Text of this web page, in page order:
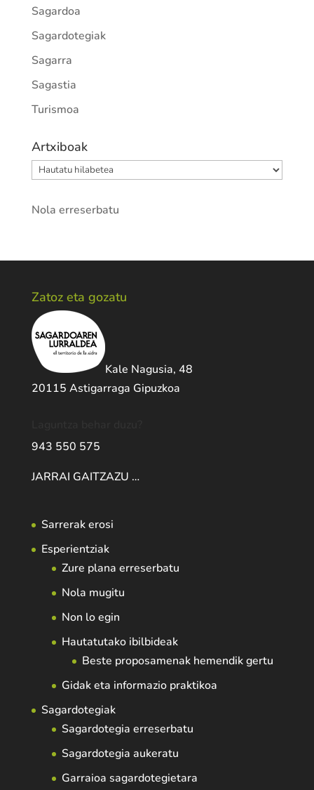
Sagardoa
Sagardotegiak
Sagarra
Sagastia
Turismoa
Artxiboak
Artxiboak
Nola erreserbatu
Zatoz eta gozatu
Kale Nagusia, 48
20115 Astigarraga Gipuzkoa
943 550 575
JARRAI GAITZAZU …
Sarrerak erosi
Esperientziak
Zure plana erreserbatu
Nola mugitu
Non lo egin
Hautatutako ibilbideak
Beste proposamenak hemendik gertu
Gidak eta informazio praktikoa
Sagardotegiak
Sagardotegia erreserbatu
Sagardotegia aukeratu
Garraioa sagardotegietara